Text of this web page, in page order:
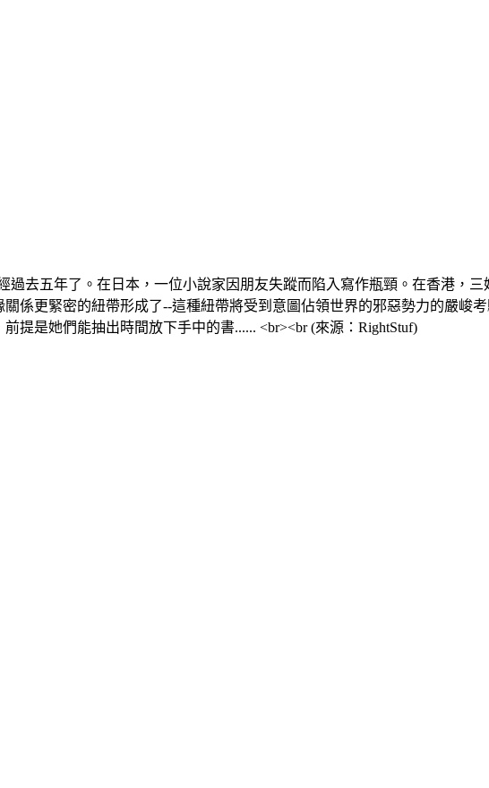
過去五年了。在日本，一位小說家因朋友失蹤而陷入寫作瓶頸。在香港，
係更緊密的紐帶形成了--這種紐帶將受到意圖佔領世界的邪惡勢力的嚴峻
提是她們能抽出時間放下手中的書...... <br><br (來源：RightStuf)